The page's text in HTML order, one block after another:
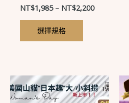
NT$1,985– NT$2,200
選擇規格
選
選
此
產